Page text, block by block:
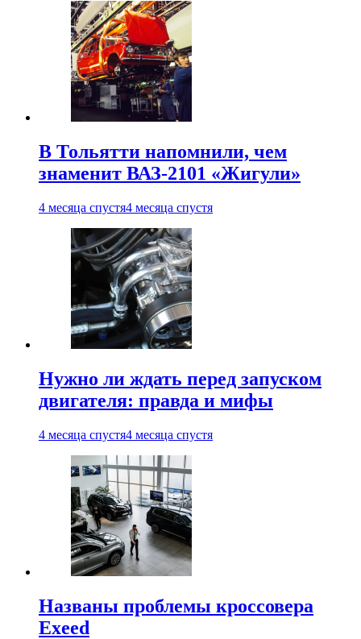
В Тольятти напомнили, чем
знаменит ВАЗ-2101 «Жигули»
4 месяца спустя4 месяца спустя
Нужно ли ждать перед запуском
двигателя: правда и мифы
4 месяца спустя4 месяца спустя
Названы проблемы кроссовера
Exeed